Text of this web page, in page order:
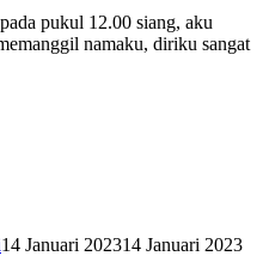
pukul 12.00 siang, aku
namaku, diriku sangat
14 Januari 202314 Januari 2023